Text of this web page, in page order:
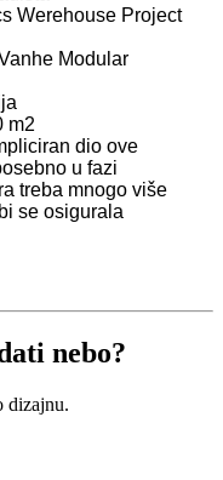
Werehouse Project
Modular
m2
dio ove
u fazi
treba mnogo više
se osigurala
nebo?
dizajnu.